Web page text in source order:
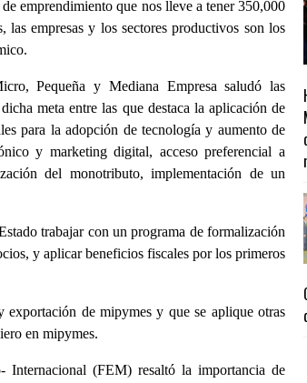
emprendimiento que nos lleve a tener 350,000
empresas y los sectores productivos son los
Pequeña y Mediana Empresa saludó las
meta entre las que destaca la aplicación de
para la adopción de tecnología y aumento de
y marketing digital, acceso preferencial a
del monotributo, implementación de un
trabajar con un programa de formalización
y aplicar beneficios fiscales por los primeros
de mipymes y que se aplique otras
en mipymes.
Internacional (FEM) resaltó la importancia de